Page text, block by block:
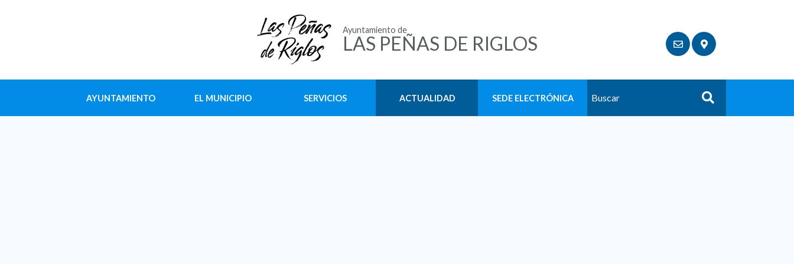
Ayuntamiento de
LAS PEÑAS DE RIGLOS
AYUNTAMIENTO EL MUNICIPIO SERVICIOS ACTUALIDAD SEDE ELECTRÓNICA Buscar